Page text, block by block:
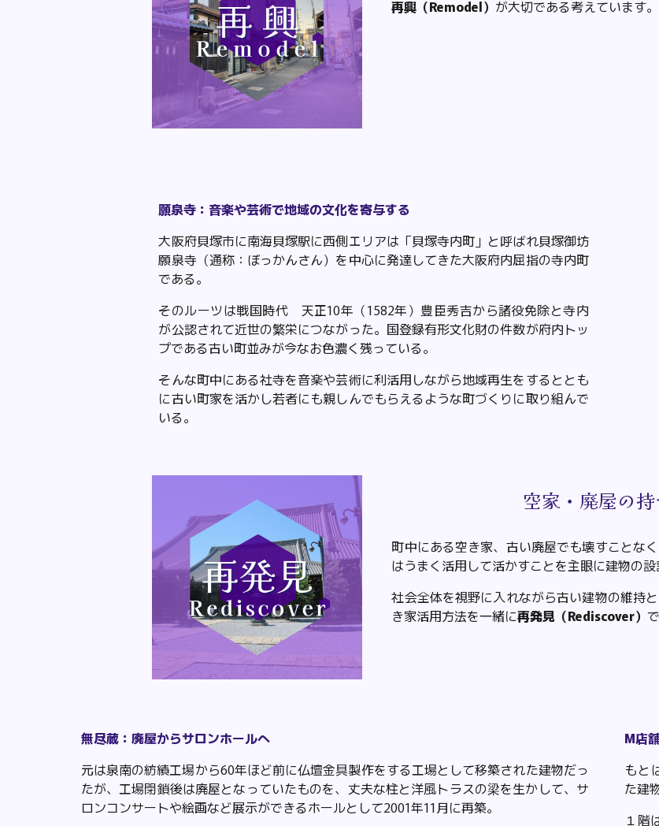
再興（Remodel） が大切である考えています。
願泉寺 ： 音楽や芸術で地域の文化を寄与する
大阪府貝塚市に南海貝塚駅に西側エリアは「貝塚寺内町」と呼ばれ貝塚御坊
願泉寺（通称：ぼっかんさん）を中心に発達してきた大阪府内屈指の寺内町
である。
そのルーツは戦国時代 天正10年（1582年）豊臣秀吉から諸役免除と寺内
が公認されて近世の繁栄につながった。国登録有形文化財の件数が府内トッ
プである古い町並みが今なお色濃く残っている。
そんな町中にある社寺を音楽や芸術に利活用しながら地域再生をするととも
に古い町家を活かし若者にも親しんでもらえるような町づくりに取り組んで
いる。
空家・廃屋の
町中にある空き家、古い廃屋でも壊すことな
はうまく活用して活かすことを主眼に建物の設
社会全体を視野に入れながら古い建物の維持
き家活用方法を一緒に再発見（Rediscover）
無尽蔵：廃屋からサロンホールへ
元は泉南の紡績工場から60年ほど前に仏壇金具製作をする工場として移築された建物だっ
たが、工場閉鎖後は廃屋となっていたものを、丈夫な柱と洋風トラスの梁を生かして、サ
ロンコンサートや絵画など展示ができるホールとして2001年11月に再築。
M店
もと
た建
１階